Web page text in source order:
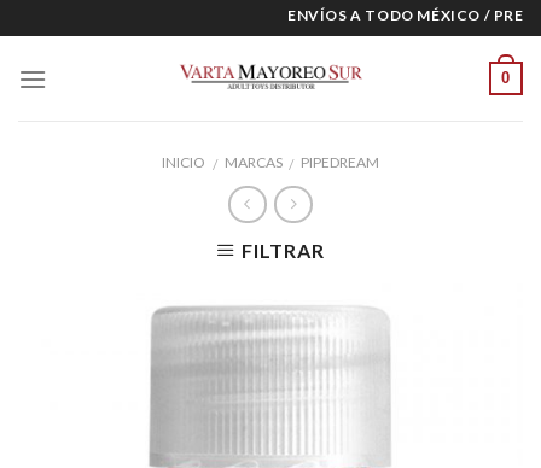
to
content
ENVÍOS A TODO MÉXICO /
0
INICIO / MARCAS / PIPEDREAM
FILTRAR